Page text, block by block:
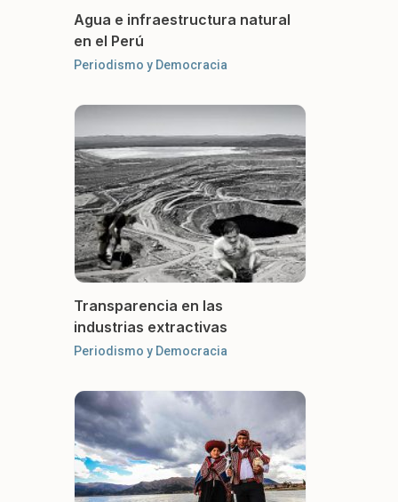
Agua e infraestructura natural
en el Perú
Periodismo y Democracia
Transparencia en las
industrias extractivas
Periodismo y Democracia